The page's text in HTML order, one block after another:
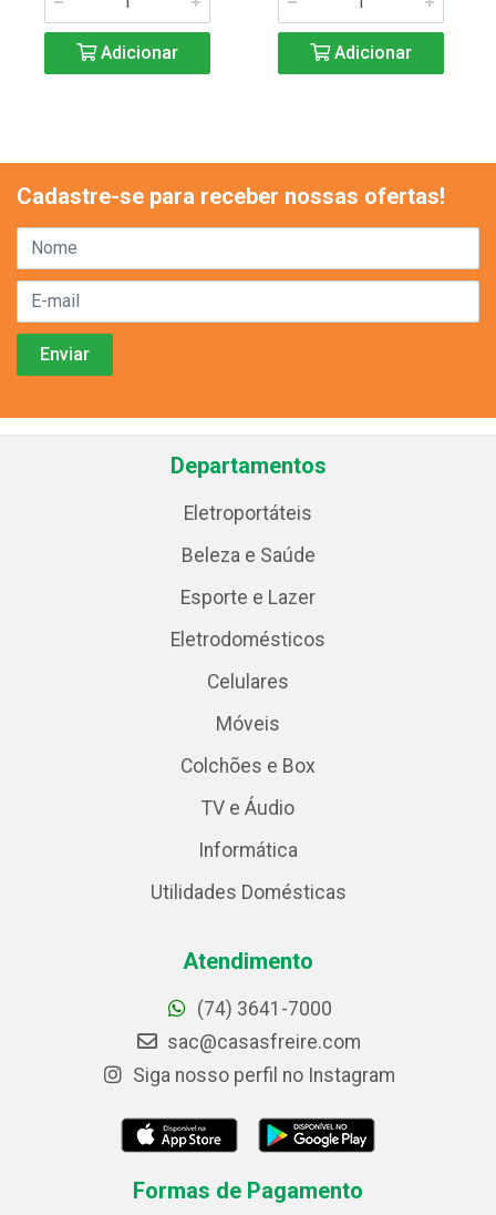
Adicionar Adicionar
Cadastre-se para receber nossas ofertas!
Departamentos
Eletroportáteis
Beleza e Saúde
Esporte e Lazer
Eletrodomésticos
Celulares
Móveis
Colchões e Box
TV e Áudio
Informática
Utilidades Domésticas
Atendimento
(74) 3641-7000
sac@casasfreire.com
Siga nosso perfil no Instagram
Formas de Pagamento